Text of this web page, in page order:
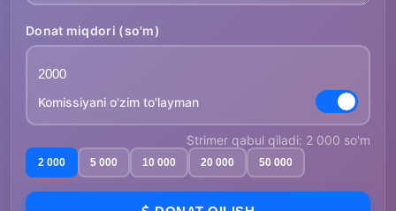
Donat miqdori (so'm)
Komissiyani o'zim to'layman
Strimer qabul qiladi: 2 000 so'm
2 000 5 000 10 000 20 000 50 000